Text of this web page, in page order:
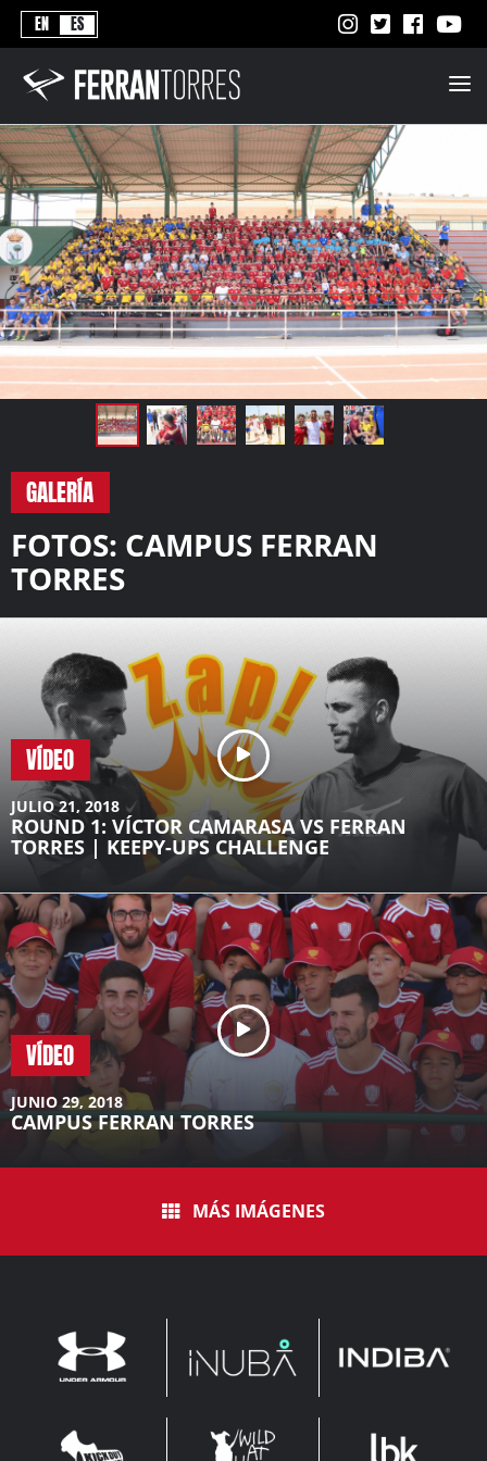
EN ES
Better
Never
Stops
GALERÍA
FOTOS: CAMPUS FERRAN
TORRES
VÍDEO
JULIO 21, 2018
ROUND 1: VÍCTOR CAMARASA VS FERRAN
TORRES | KEEPY-UPS CHALLENGE
VÍDEO
JUNIO 29, 2018
CAMPUS FERRAN TORRES
MÁS IMÁGENES
UNDER
ARMOUR
KOP WAHF LEADERBROCK